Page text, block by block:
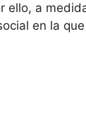
a
en la